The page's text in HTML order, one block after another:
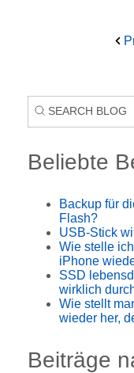
Beliebte
Backup für
Flash?
USB-Stick
Wie stelle
iPhone
SSD
wirklich
Wie stellt
wieder her,
Beiträge